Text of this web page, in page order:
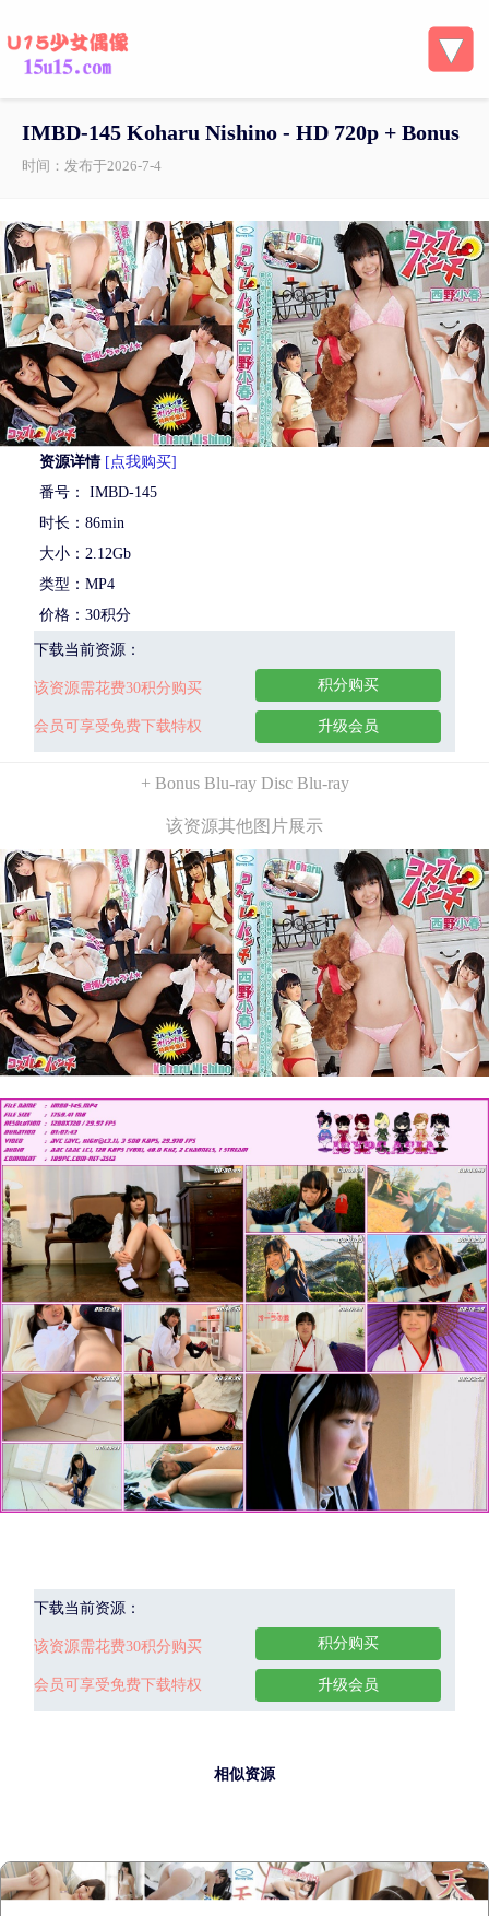
IMBD-145 Koharu Nishino - HD 720p + Bonus
时间：发布于2026-7-4
资源详情 [点我购买]
番号： IMBD-145
时长：86min
大小：2.12Gb
类型：MP4
价格：30积分
下载当前资源：
该资源需花费30积分购买
会员可享受免费下载特权
积分购买
升级会员
+ Bonus Blu-ray Disc Blu-ray
该资源其他图片展示
下载当前资源：
该资源需花费30积分购买
会员可享受免费下载特权
积分购买
升级会员
相似资源